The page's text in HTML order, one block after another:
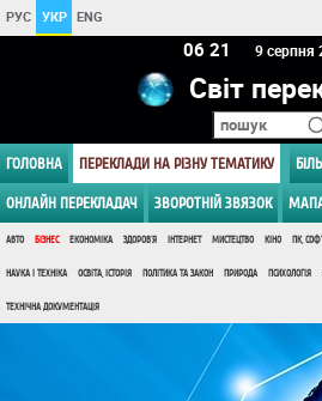
РУС УКР ENG
06 21 9 серпня
Світ
ГОЛОВНА ПЕРЕКЛАДИ НА РІЗНУ ТЕМАТИКУ
ОНЛАЙН ПЕРЕКЛАДАЧ ЗВОРОТНІЙ ЗВЯЗОК
АВТО БІЗНЕС ЕКОНОМІКА ЗДОРОВ'Я ІНТЕРНЕТ МИСТЕЦТВО КІНО ПК,
НАУКА І ТЕХНІКА ОСВІТА, ІСТОРІЯ ПОЛІТИКА ТА ЗАКОН ПРИРОДА ПСИХОЛОГІЯ
ТЕХНІЧНА ДОКУМЕНТАЦІЯ